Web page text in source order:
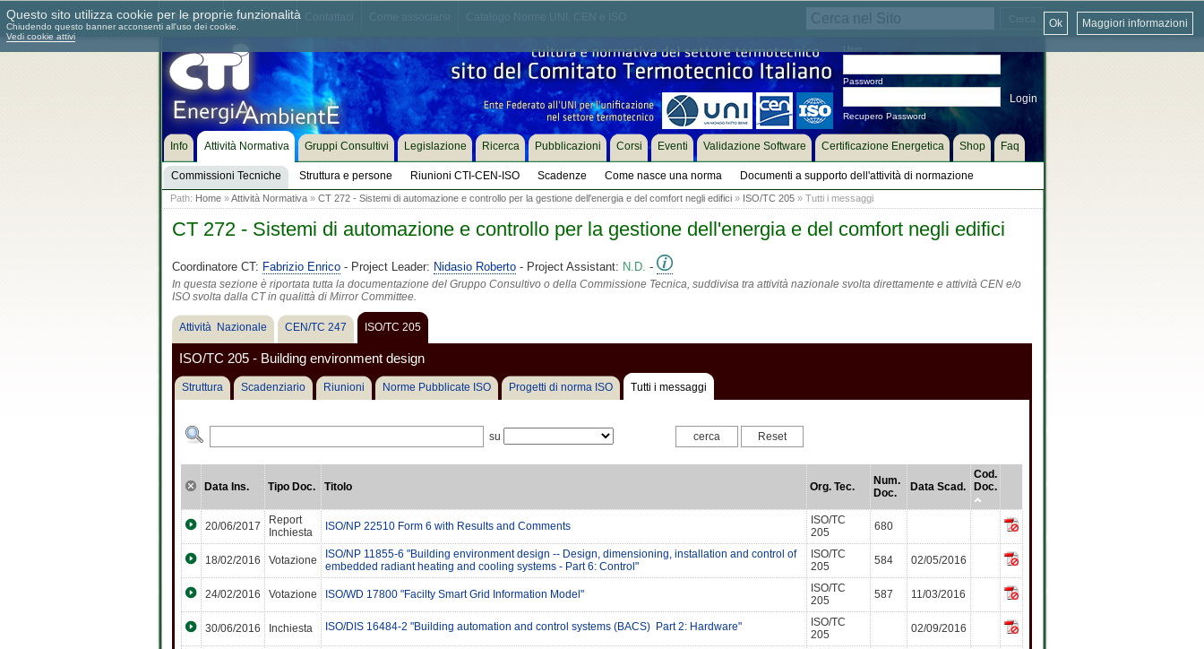
Chi siamo Dove siamo
Password
Recupero Password
Info Attività Normativa
Commissioni Tecniche Struttura e persone Riunioni CTI-CEN-ISO Scadenze Come nasce una norma Documenti a supporto dell'attività di normazione
Gruppi Consultivi Legislazione Ricerca Pubblicazioni Corsi Eventi Validazione Software Certificazione Energetica Shop Faq
Path: Home»Attività Normativa» CT 272 - Sistemi di automazione e controllo per la gestione dell'energia e del comfort negli edifici» ISO/TC 205» Tutti i messaggi
CT 272 - Sistemi di automazione e controllo per la gestione dell'energia e del comfort negli edifici
Coordinatore CT: Fabrizio Enrico- Project Leader: Nidasio Roberto- Project Assistant: N.D. -
In questa sezione è riportata tutta la documentazione del Gruppo Consultivo o della Commissione Tecnica, suddivisa tra attività nazionale svolta direttamente e attività CEN e/o
ISO svolta dalla CT in qualittà di Mirror Committee.
Attività Nazionale CEN/TC 247 ISO/TC 205
ISO/TC 205 - Building environment design
Struttura Scadenziario Riunioni Norme Pubblicate ISO Progetti di norma ISO Tutti i messaggi
su
Data Ins. Tipo Doc. Titolo Org. Tec.
Num.
Doc.
Data Scad.
Cod.
Doc.
20/06/2017
Report
Inchiesta
ISO/NP 22510 Form 6 with Results and Comments
ISO/TC
205
680
18/02/2016 Votazione
ISO/NP 11855-6 "Building environment design -- Design, dimensioning, installation and control of
embedded radiant heating and cooling systems - Part 6: Control"
ISO/TC
205
584 02/05/2016
24/02/2016 Votazione ISO/WD 17800 "Facilty Smart Grid Information Model"
ISO/TC
205
587 11/03/2016
30/06/2016 Inchiesta ISO/DIS 16484-2 "Building automation and control systems (BACS)  Part 2: Hardware"
ISO/TC
205
02/09/2016
Questo sito utilizza cookie per le proprie funzionalità
Chiudendo questo banner acconsenti all'uso dei cookie.
Vedi cookie attivi
Maggiori informazioni
Ok